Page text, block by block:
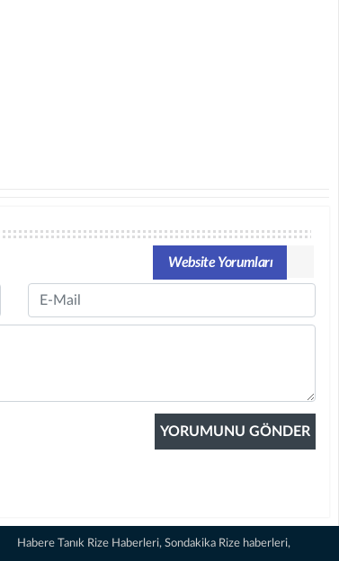
Website Yorumları
Email
Habere Tanık Rize Haberleri, Sondakika Rize haberleri,